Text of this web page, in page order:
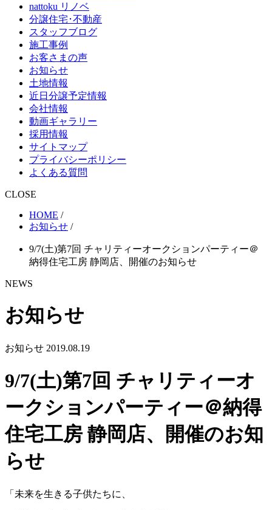
nattoku リノベ
分譲住宅･不動産
スタッフブログ
施工事例
お客さまの声
お知らせ
土地情報
近日分譲予定情報
会社情報
動画ギャラリー
採用情報
サイトマップ
プライバシーポリシー
よくある質問
CLOSE
HOME /
お知らせ /
9/7(土)第7回 チャリティーオークションパーティー＠
納得住宅工房 静岡店、開催のお知らせ
NEWS
お知らせ
お知らせ 2019.08.19
9/7(土)第7回 チャリティーオ
ークションパーティー＠納得
住宅工房 静岡店、開催のお知
らせ
「未来を生きる子供たちに、